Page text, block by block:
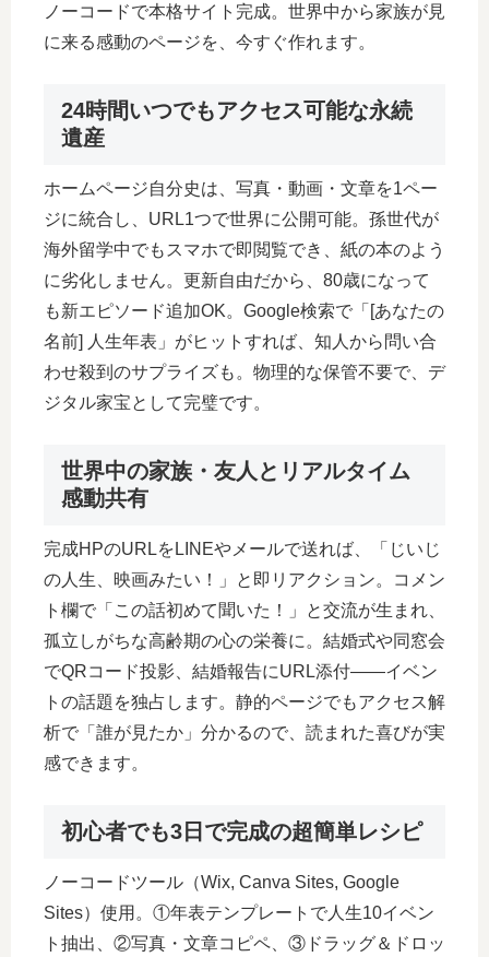
ノーコードで本格サイト完成。世界中から家族が見
に来る感動のページを、今すぐ作れます。
24時間いつでもアクセス可能な永続
遺産
ホームページ自分史は、写真・動画・文章を1ペー
ジに統合し、URL1つで世界に公開可能。孫世代が
海外留学中でもスマホで即閲覧でき、紙の本のよう
に劣化しません。更新自由だから、80歳になって
も新エピソード追加OK。Google検索で「[あなたの
名前] 人生年表」がヒットすれば、知人から問い合
わせ殺到のサプライズも。物理的な保管不要で、デ
ジタル家宝として完璧です。
世界中の家族・友人とリアルタイム
感動共有
完成HPのURLをLINEやメールで送れば、「じいじ
の人生、映画みたい！」と即リアクション。コメン
ト欄で「この話初めて聞いた！」と交流が生まれ、
孤立しがちな高齢期の心の栄養に。結婚式や同窓会
でQRコード投影、結婚報告にURL添付――イベン
トの話題を独占します。静的ページでもアクセス解
析で「誰が見たか」分かるので、読まれた喜びが実
感できます。
初心者でも3日で完成の超簡単レシピ
ノーコードツール（Wix, Canva Sites, Google
Sites）使用。①年表テンプレートで人生10イベン
ト抽出、②写真・文章コピペ、③ドラッグ＆ドロッ